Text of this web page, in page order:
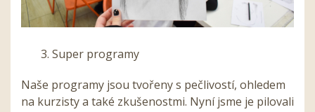
3. Super programy
Naše programy jsou tvořeny s pečlivostí, ohledem
na kurzisty a také zkušenostmi. Nyní jsme je pilovali